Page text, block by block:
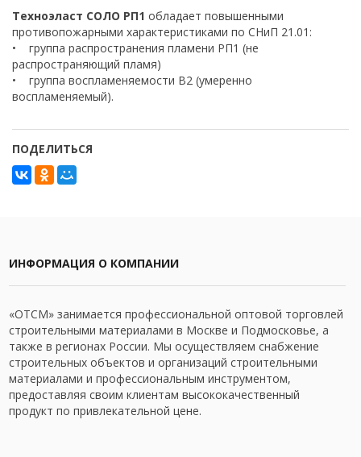
Техноэласт СОЛО РП1 обладает повышенными
противопожарными характеристиками по СНиП 21.01:
• группа распространения пламени РП1 (не
распространяющий пламя)
• группа воспламеняемости В2 (умеренно
воспламеняемый).
ПОДЕЛИТЬСЯ
ИНФОРМАЦИЯ О КОМПАНИИ
«ОТСМ» занимается профессиональной оптовой торговлей
строительными материалами в Москве и Подмосковье, а
также в регионах России. Мы осуществляем снабжение
строительных объектов и организаций строительными
материалами и профессиональным инструментом,
предоставляя своим клиентам высококачественный
продукт по привлекательной цене.